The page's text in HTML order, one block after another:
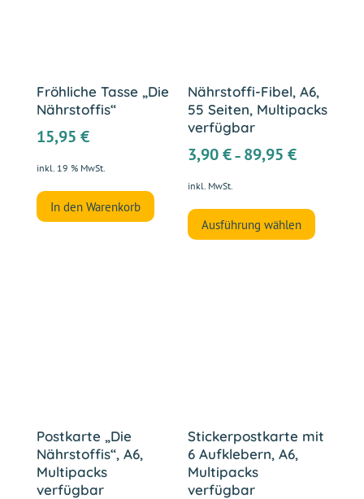
Fröhliche Tasse „Die
Nährstoffis“
15,95 €
inkl. 19 % MwSt.
In den Warenkorb
Nährstoffi-Fibel, A6,
55 Seiten, Multipacks
verfügbar
3,90€ – 89,95€
inkl. MwSt.
Ausführung wählen
Produkt
Postkarte „Die
Nährstoffis“, A6,
Multipacks
verfügbar
Stickerpostkarte mit
6 Aufklebern, A6,
Multipacks
verfügbar